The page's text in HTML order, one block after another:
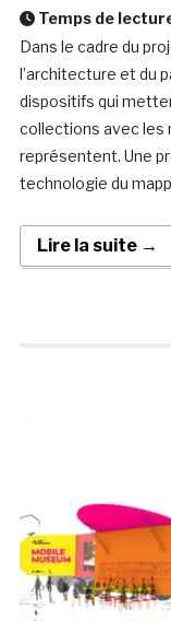
Temps de
Dans le cadre du
l’architecture et du
dispositifs qui
collections avec les
représentent. Une
technologie du
Lire la suite →